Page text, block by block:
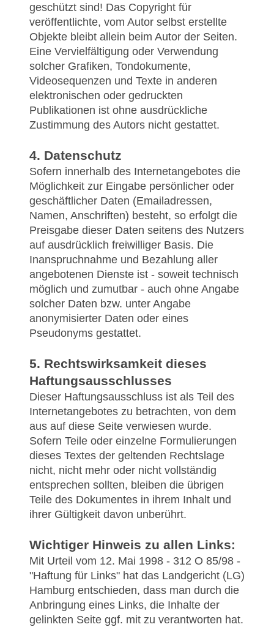
geschützt sind! Das Copyright für
veröffentlichte, vom Autor selbst erstellte
Objekte bleibt allein beim Autor der Seiten.
Eine Vervielfältigung oder Verwendung
solcher Grafiken, Tondokumente,
Videosequenzen und Texte in anderen
elektronischen oder gedruckten
Publikationen ist ohne ausdrückliche
Zustimmung des Autors nicht gestattet.
4. Datenschutz
Sofern innerhalb des Internetangebotes die
Möglichkeit zur Eingabe persönlicher oder
geschäftlicher Daten (Emailadressen,
Namen, Anschriften) besteht, so erfolgt die
Preisgabe dieser Daten seitens des Nutzers
auf ausdrücklich freiwilliger Basis. Die
Inanspruchnahme und Bezahlung aller
angebotenen Dienste ist - soweit technisch
möglich und zumutbar - auch ohne Angabe
solcher Daten bzw. unter Angabe
anonymisierter Daten oder eines
Pseudonyms gestattet.
5. Rechtswirksamkeit dieses
Haftungsausschlusses
Dieser Haftungsausschluss ist als Teil des
Internetangebotes zu betrachten, von dem
aus auf diese Seite verwiesen wurde.
Sofern Teile oder einzelne Formulierungen
dieses Textes der geltenden Rechtslage
nicht, nicht mehr oder nicht vollständig
entsprechen sollten, bleiben die übrigen
Teile des Dokumentes in ihrem Inhalt und
ihrer Gültigkeit davon unberührt.
Wichtiger Hinweis zu allen Links:
Mit Urteil vom 12. Mai 1998 - 312 O 85/98 -
"Haftung für Links" hat das Landgericht (LG)
Hamburg entschieden, dass man durch die
Anbringung eines Links, die Inhalte der
gelinkten Seite ggf. mit zu verantworten hat.